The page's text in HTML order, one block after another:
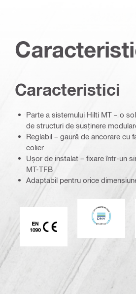
Caracteristici
Parte a sistemului Hilti MT – o
de structuri de susținere
Reglabil – gaură de ancorare cu
colier
Ușor de instalat – fixare într-un
MT-TFB
Adaptabil pentru orice
Marcaj CE EN 1090
DNV